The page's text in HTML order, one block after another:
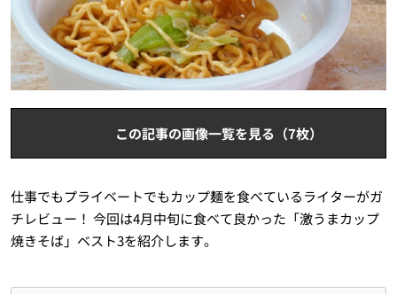
この記事の画像一覧を見る（7枚）
仕事でもプライベートでもカップ麺を食べているライターがガ
チレビュー！ 今回は4月中旬に食べて良かった「激うまカップ
焼きそば」ベスト3を紹介します。